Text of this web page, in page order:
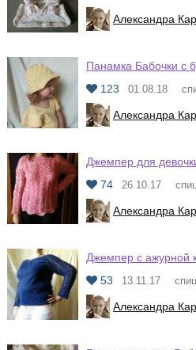
Александра
Панамка Бабочки с
123
01.08.18
Александра
Джемпер для
74
26.10.17
Александра
Джемпер с ажурной
53
13.11.17
Александра